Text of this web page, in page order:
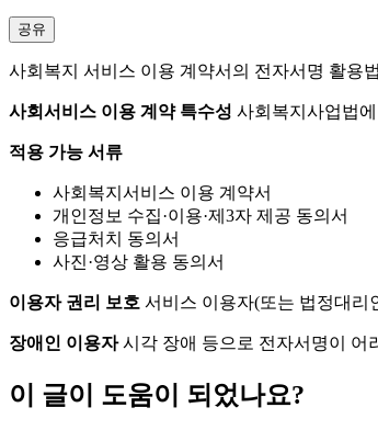
공유
사회복지 서비스 이용 계약서의 전자서명 활용
사회서비스 이용 계약 특수성 사회복지사업법
적용 가능 서류
사회복지서비스 이용 계약서
개인정보 수집·이용·제3자 제공 동의서
응급처치 동의서
사진·영상 활용 동의서
이용자 권리 보호 서비스 이용자(또는 법정대리
장애인 이용자시각 장애 등으로 전자서명이 어
이 글이 도움이 되었나요?